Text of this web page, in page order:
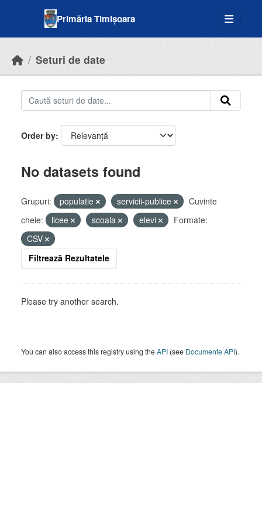
Primăria Timișoara
Seturi de date
Order by
No datasets found
Grupuri: populatie servicii-publice
Cuvinte
cheie:
licee scoala elevi
Formate:
CSV
Filtrează Rezultatele
Please try another search.
You can also access this registry using theAPI (see Documente API).